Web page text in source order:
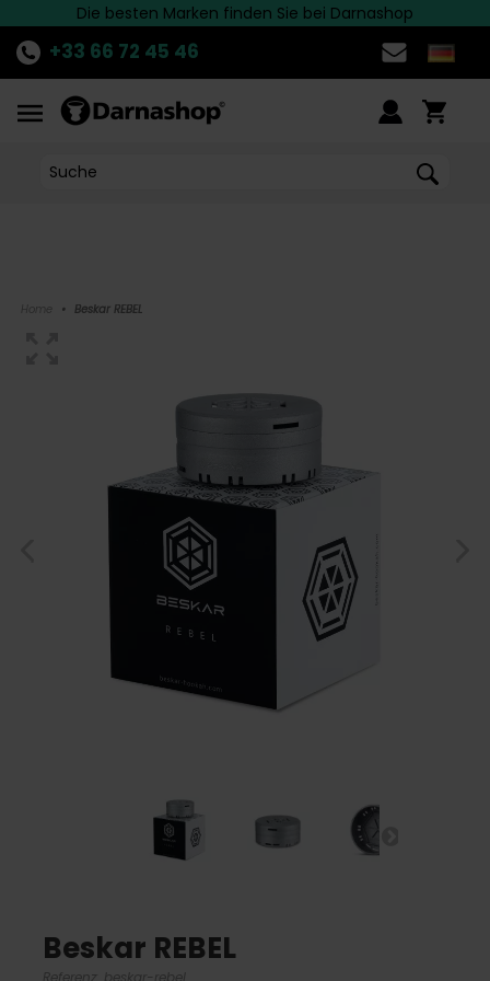
ENTDECKEdie aktuelle Aktion!>>
Schnelle Lieferung nach Deutschland!
Die besten Marken finden Sie bei Darnashop
+33 66 72 45 46
Home • Beskar REBEL
Beskar REBEL